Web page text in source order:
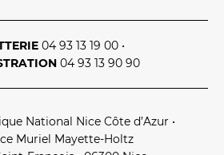
04 93 13 19 00 •
04 93 13 90 90
National Nice Côte d’Azur •
Muriel Mayette‑Holtz